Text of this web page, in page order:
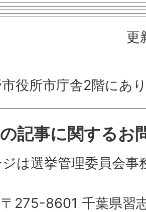
更
役所市庁舎2階にあ
記事に関するお
は選挙管理委員会
275-8601 千葉県習